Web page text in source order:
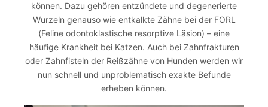
können. Dazu gehören entzündete und degenerierte
Wurzeln genauso wie entkalkte Zähne bei der FORL
(Feline odontoklastische resorptive Läsion) – eine
häufige Krankheit bei Katzen. Auch bei Zahnfrakturen
oder Zahnfisteln der Reißzähne von Hunden werden wir
nun schnell und unproblematisch exakte Befunde
erheben können.